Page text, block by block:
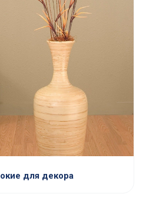
для декора